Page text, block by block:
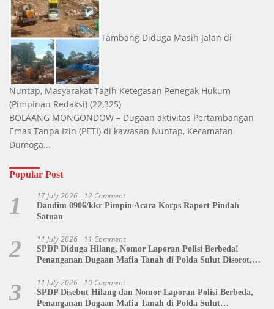
Tambang Diduga Masih Jalan di
Nuntap, Masyarakat Tagih Ketegasan Penegak Hukum
(Pimpinan Redaksi) (22,325)
BOLAANG MONGONDOW – Dugaan aktivitas Pertambangan
Emas Tanpa Izin (PETI) di kawasan Nuntap, Kecamatan
Dumoga...
Popular Post
1 17 July 2026 12 Comment
Dandim 0906/kkr Pimpin Acara Korps Raport Pindah
Satuan
2 11 July 2026 11 Comment
SPDP Diduga Hilang, Nomor Laporan Polisi Berbeda!
Penanganan Dugaan Mafia Tanah di Polda Sulut Disorot,
3 11 July 2026 10 Comment
SPDP Disebut Hilang dan Nomor Laporan Polisi Berbeda,
Penanganan Dugaan Mafia Tanah di Polda Sulut